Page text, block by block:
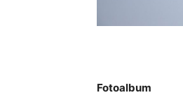
Fotoalbum